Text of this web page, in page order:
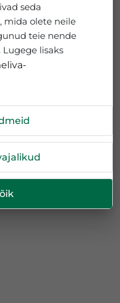
seda
mida olete neile
teie nende
lisaks